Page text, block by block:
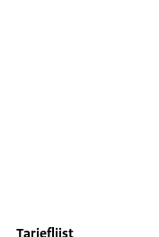
Tarieflijst